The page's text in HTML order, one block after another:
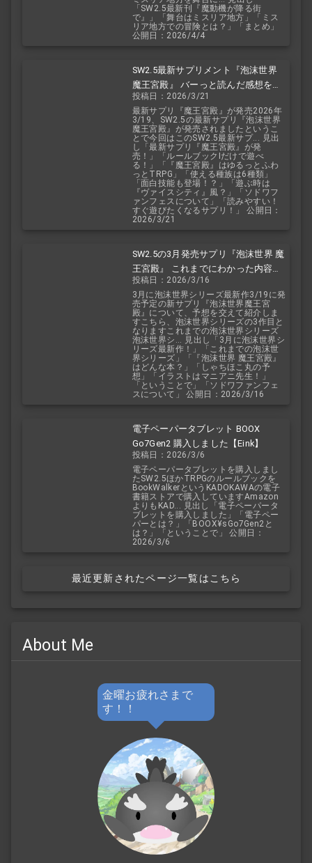
「SW2.5最新刊『魔動機が降る街
で』」「舞台はミスリア地方」「ミス
リア地方での冒険とは？」「まとめ」
公開日：2026/4/4
SW2.5最新サプリメント『泡沫世界
魔王宮殿』 バーっと読んだ感想を交
えて紹介します！！
投稿日：2026/3/21
最新サプリ『魔王宮殿』が発売2026年
3/19、SW2.5の最新サプリ『泡沫世界
魔王宮殿』が発売されましたというこ
とで今回はこのSW2.5最新サプ... 見出
し「最新サプリ『魔王宮殿』が発
売！」「ルールブックIだけで遊べ
る！」「『魔王宮殿』はゆるっとふわ
っとTRPG」「使える種族は6種類」
「面白技能も登場！？」「遊ぶ時は
『ヴァイスシティ』風？」「ソドワフ
ァンフェスについて」「読みやすい！
すぐ遊びたくなるサプリ！」 公開日：
2026/3/21
SW2.5の3月発売サプリ『泡沫世界 魔
王宮殿』 これまでにわかった内容を
予想を交えて紹介
投稿日：2026/3/16
3月に泡沫世界シリーズ最新作3/19に発
売予定の新サプリ『泡沫世界魔王宮
殿』について、予想を交えて紹介しま
すこちら、泡沫世界シリーズの3作目と
なりますこれまでの泡沫世界シリーズ
泡沫世界シ... 見出し「3月に泡沫世界シ
リーズ最新作！」「これまでの泡沫世
界シリーズ」「『泡沫世界 魔王宮殿』
はどんな本？」「しゃちほこ丸の予
想」「イラストはマニアニ先生！」
「ということで」「ソドワファンフェ
スについて」 公開日：2026/3/16
電子ペーパータブレット BOOX
Go7Gen2 購入しました【Eink】
投稿日：2026/3/6
電子ペーパータブレットを購入しまし
たSW2.5ほかTRPGのルールブックを
BookWalkerというKADOKAWAの電子
書籍ストアで購入していますAmazon
よりもKAD... 見出し「電子ペーパータ
ブレットを購入しました」「電子ペー
パーとは？」「BOOX¥sGo7Gen2と
は？」「ということで」 公開日：
2026/3/6
最近更新されたページ一覧はこちら
About Me
金曜お疲れさまで
す！！